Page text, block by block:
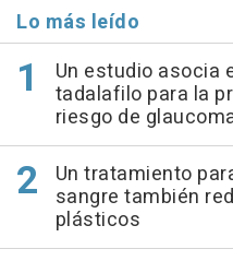
Lo más leído
Un estudio asocia
tadalafilo para la
riesgo de
Un tratamiento
sangre también
plásticos